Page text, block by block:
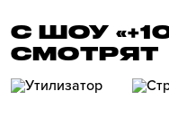
С ШОУ
СМОТРЯТ